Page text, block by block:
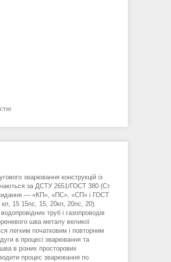
зварювання конструкцій із
за ДСТУ 2651/ГОСТ 380 (Ст
— «КП», «ПС», «СП» і ГОСТ
15 15пс, 15, 20кп, 20пс, 20).
труб і газопроводів
шва металу великої
легким початковим і повторним
в процесі зварювання та
в різних просторових
процес зварювання по